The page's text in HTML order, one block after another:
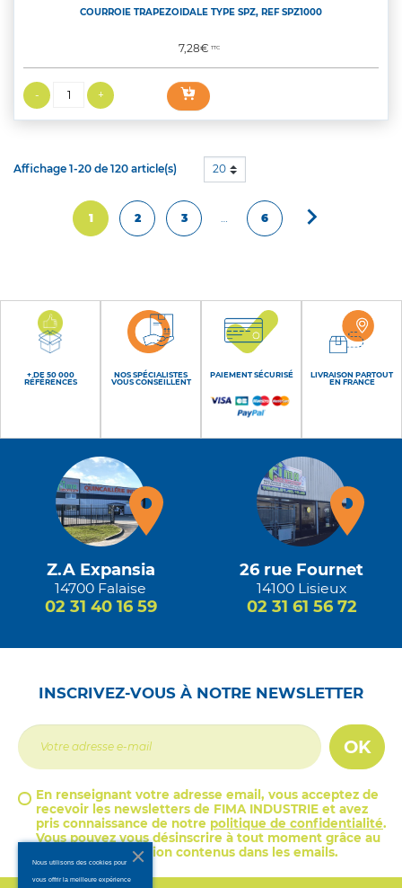
COURROIE TRAPEZOIDALE TYPE SPZ, REF SPZ1000
Prix
7,28€TTC
Affichage 1-20 de 120 article(s) 20
1 2 3 6 Suivant

+ DE 50 000
RÉFÉRENCES
NOS SPÉCIALISTES
VOUS CONSEILLENT
PAIEMENT SÉCURISÉ
LIVRAISON PARTOUT
EN FRANCE
Z.A Expansia
14700 Falaise
02 31 40 16 59
26 rue Fournet
14100 Lisieux
02 31 61 56 72
INSCRIVEZ-VOUS À NOTRE NEWSLETTER
OK
En renseignant votre adresse email, vous acceptez de
recevoir les newsletters de FIMA INDUSTRIE et avez
pris connaissance de notre politique de confidentialité.
Vous pouvez vous désinscrire à tout moment grâce au
lien de désinscription contenus dans les emails.
Nous utilisons des cookies pour
vous offrir la meilleure expérience